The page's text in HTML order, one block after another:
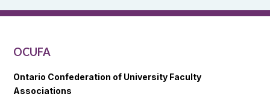
OCUFA
OCUFA
Ontario Confederation of University Faculty
Associations